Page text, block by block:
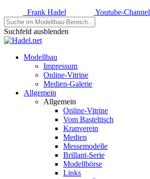
Frank Hadel
Youtube-Channel
Suchfeld ausblenden
Modellbau
Impressum
Online-Vitrine
Medien-Galerie
Allgemein
Allgemein
Online-Vitrine
Vom Basteltisch
Kranverein
Medien
Messemodelle
Brillant-Serie
Modellbörse
Links